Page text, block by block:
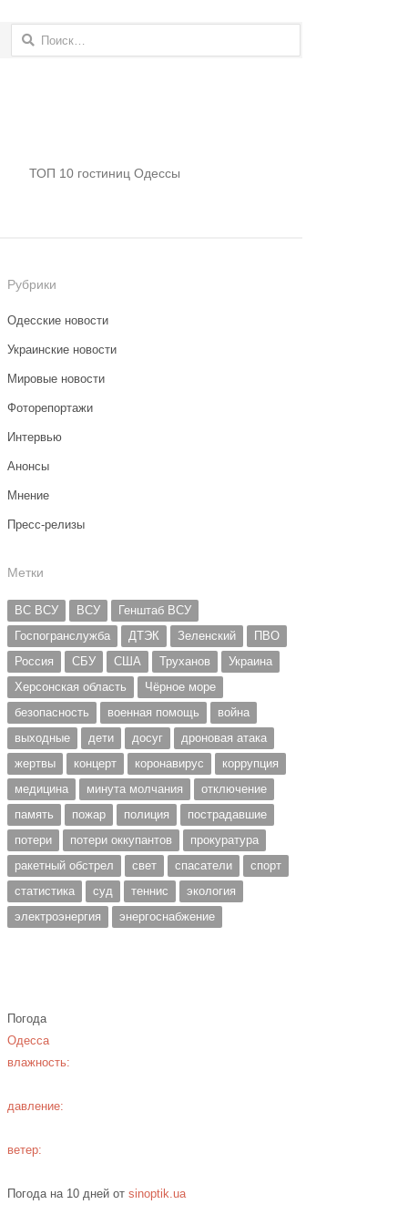
Найти:
ТОП 10 гостиниц Одессы
Рубрики
Одесские новости
Украинские новости
Мировые новости
Фоторепортажи
Интервью
Анонсы
Мнение
Пресс-релизы
Метки
ВС ВСУ ВСУ
Генштаб ВСУ
Госпогранслужба
ДТЭК Зеленский
ПВО
Россия
СБУ США Труханов
Украина
Херсонская область
Чёрное море
безопасность
военная помощь
война
выходные
дети досуг
дроновая атака
жертвы
концерт коронавирус
коррупция
медицина
минута молчания
отключение
память
пожар полиция
пострадавшие
потери
потери оккупантов
прокуратура
ракетный обстрел
свет спасатели
спорт
статистика
суд теннис
экология
электроэнергия
энергоснабжение
Погода
Одесса
влажность:
давление:
ветер:
Погода на 10 дней отsinoptik.ua